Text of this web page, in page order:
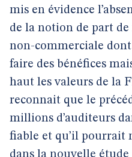
mis en évidence
de la notion de part
non-commerciale dont
faire des bénéfices
haut les valeurs de la
reconnait que le
millions d’auditeurs
fiable et qu’il pourrait
dans la nouvelle étude